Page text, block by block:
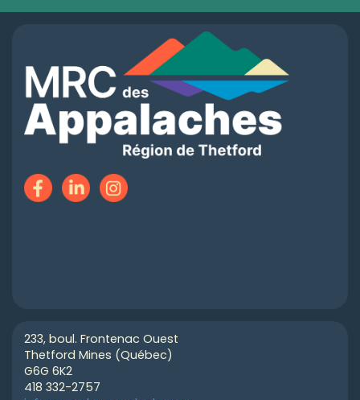
233, boul. Frontenac Ouest
Thetford Mines (Québec)
G6G 6K2
418 332-2757